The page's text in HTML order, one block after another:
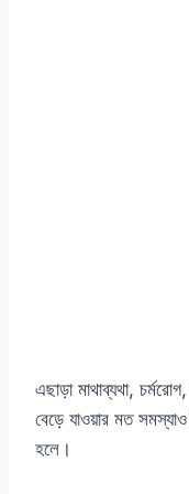
এছাড়া মাথাব্যথা,
বেড়ে যাওয়ার মত
হলে।